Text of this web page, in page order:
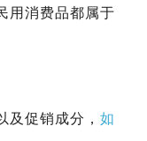
用消费品都属于
促销成分， 如